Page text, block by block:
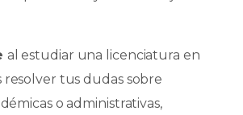
al estudiar una licenciatura en
resolver tus dudas sobre
o administrativas,